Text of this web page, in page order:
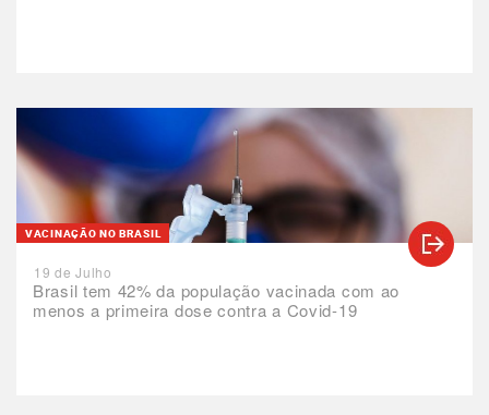
Brasil tem 42% da população vacinada com ao
menos a primeira dose contra a Covid-19
VACINAÇÃO NO BRASIL
19 de Julho